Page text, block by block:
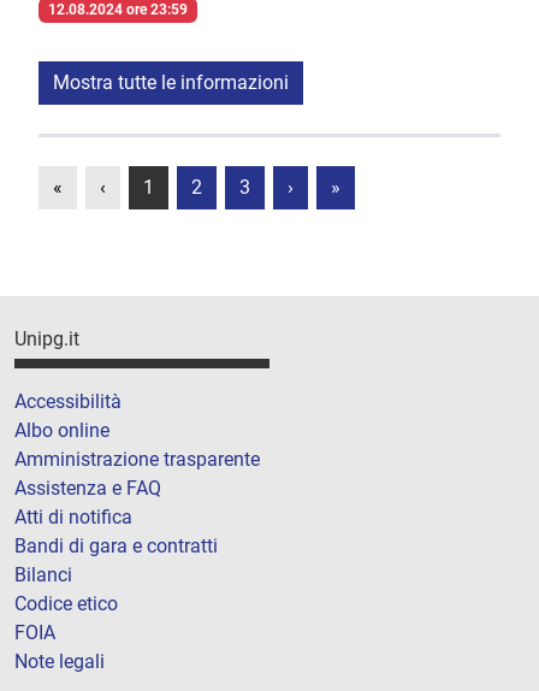
12.08.2024 ore 23:59
Mostra tutte le informazioni
« ‹ 1 2 3 › »
Unipg.it
Accessibilità
Albo online
Amministrazione trasparente
Assistenza e FAQ
Atti di notifica
Bandi di gara e contratti
Bilanci
Codice etico
FOIA
Note legali